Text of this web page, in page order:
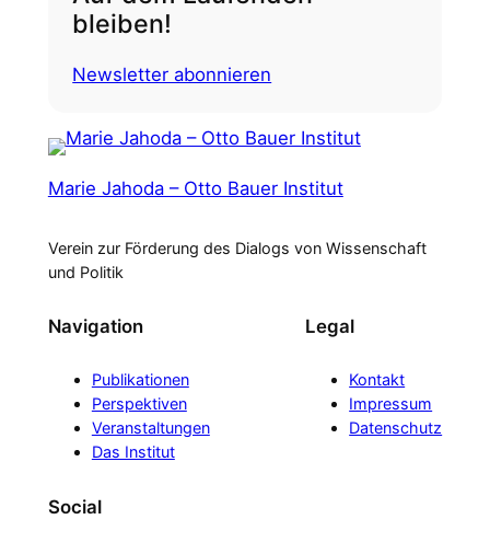
bleiben!
Newsletter abonnieren
Marie Jahoda – Otto Bauer Institut
Verein zur Förderung des Dialogs von Wissenschaft
und Politik
Navigation
Publikationen
Perspektiven
Veranstaltungen
Das Institut
Legal
Kontakt
Impressum
Datenschutz
Social